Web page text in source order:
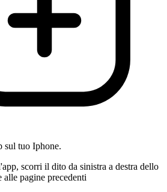
sul tuo Iphone.
scorri il dito da sinistra a destra dello
alle pagine precedenti